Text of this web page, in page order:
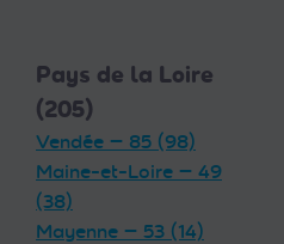
Pays de la Loire
(205)
Vendée — 85 (98)
Maine-et-Loire — 49
(38)
Mayenne — 53 (14)